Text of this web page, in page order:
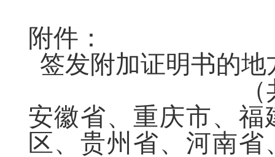
附件：
签发附加证明书的
安徽省、重庆市、
区、贵州省、河南